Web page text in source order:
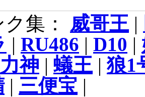
集： 威哥王|
| RU486 | D10 |
神 | 蟻王|狼1
| 三便宝 |